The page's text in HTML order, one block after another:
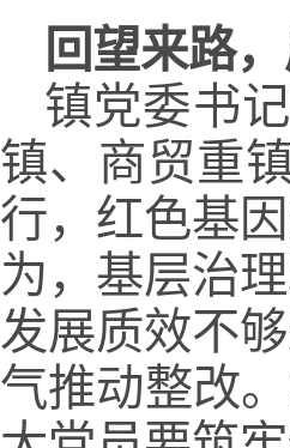
回望来路
镇党委书
镇、商贸重
行，红色基
为，基层治
发展质效不
气推动整改